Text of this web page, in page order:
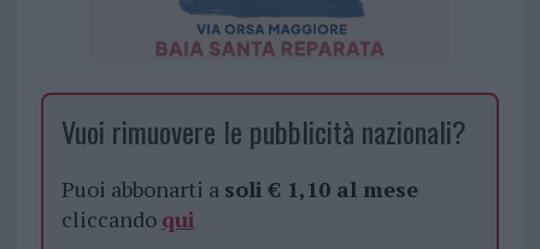
Vuoi rimuovere le pubblicità nazionali?
Puoi abbonarti a soli € 1,10 al mese
cliccando qui